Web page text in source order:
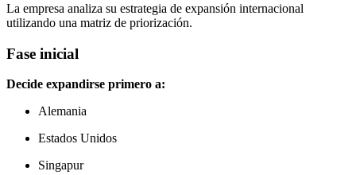
La empresa analiza su estrategia de expansión internacional
utilizando una matriz de priorización.
Fase inicial
Decide expandirse primero a:
Alemania
Estados Unidos
Singapur